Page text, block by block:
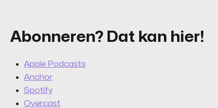
Abonneren? Dat kan hier!
Apple Podcasts
Anchor
Spotify
Overcast